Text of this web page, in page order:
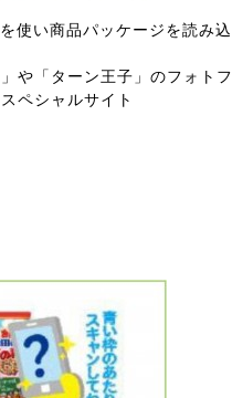
使い商品パッケージを読み込
や「ターン王子」のフォトフ
ペシャルサイト